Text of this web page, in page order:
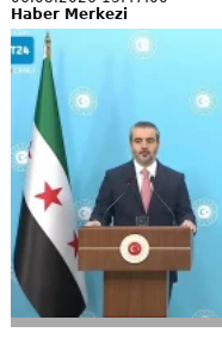
Haber Merkezi